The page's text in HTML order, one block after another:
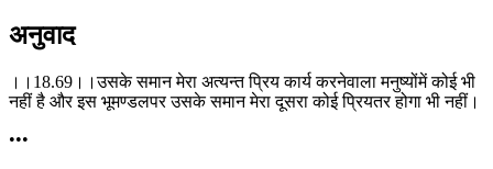
अनुवाद
।।18.69।।उसके समान मेरा अत्यन्त प्रिय कार्य करनेवाला मनुष्योंमें कोई भी
नहीं है और इस भूमण्डलपर उसके समान मेरा दूसरा कोई प्रियतर होगा भी नहीं।
•••